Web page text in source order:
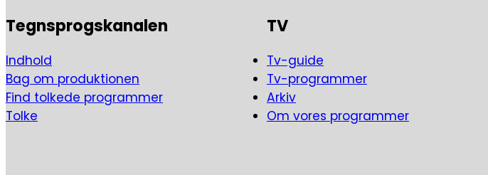
Tegnsprogskanalen
Indhold
Bag om produktionen
Find tolkede programmer
Tolke
TV
Tv-guide
Tv-programmer
Arkiv
Om vores programmer